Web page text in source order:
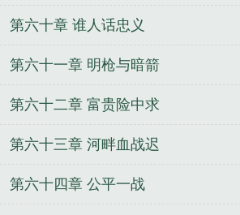
第六十章 谁人话忠义
第六十一章 明枪与暗箭
第六十二章 富贵险中求
第六十三章 河畔血战迟
第六十四章 公平一战